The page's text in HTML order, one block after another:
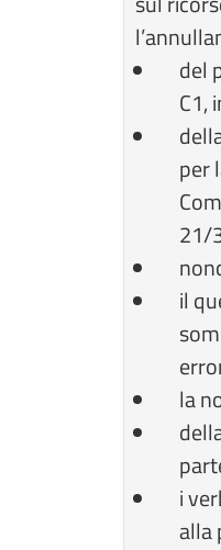
del
C1,
per
21/
il
la
i
alla